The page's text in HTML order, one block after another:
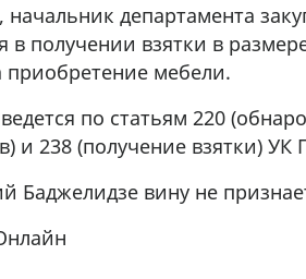
департамента
в получении взятки в
приобретение мебели.
по статьям 220
и 238 (получение взятки) УК
Баджелидзе вину не